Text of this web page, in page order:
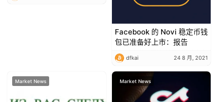
Facebook 的 Novi 稳定币钱
包已准备好上市：报告
dfkai 24 8 月, 2021
Market News Market News